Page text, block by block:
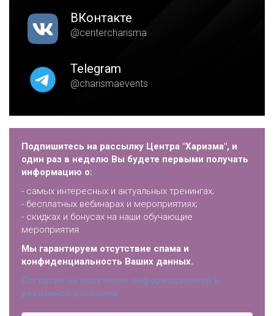
ВКонтакте
@centercharisma
Telegram
@charismaevents
Подпишитесь на рассылку Центра "Харизма", и
один раз в неделю Вы будете первыми получать
информацию о:
- самых интересных и актуальных тренингах;
- бесплатных вебинарах и мероприятиях;
- скидках и бонусах на наши обучающие
мероприятия.
Мы гарантируем отсутствие спама и
конфиденциальность Ваших данных.
Согласие на получение информационной и
рекламной рассылки